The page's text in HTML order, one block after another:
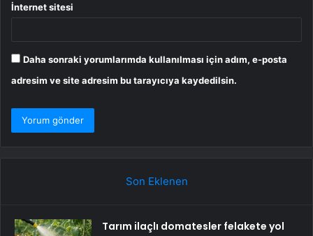
İnternet sitesi
Daha sonraki yorumlarımda kullanılması için adım, e-posta
adresim ve site adresim bu tarayıcıya kaydedilsin.
Son Eklenen
Tarım ilaçlı domatesler felakete yol